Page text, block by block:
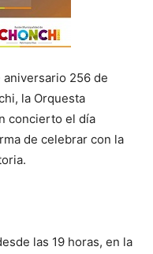
aniversario 256 de
la Orquesta
concierto el día
de celebrar con la
las 19 horas, en la